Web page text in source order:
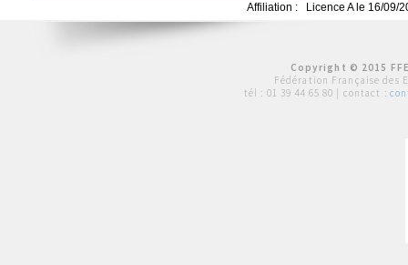
Affiliation :
Licence A le 16/09/
Copyright © 2015
Fédération Française des
tél : 01 39 44 65 80 | contact :